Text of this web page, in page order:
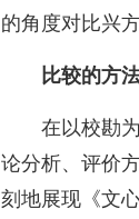
的角度对比兴
比较的方
在以校勘
论分析、评价
刻地展现《文